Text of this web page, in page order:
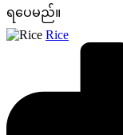
ရပေမည်။
Posted Rice